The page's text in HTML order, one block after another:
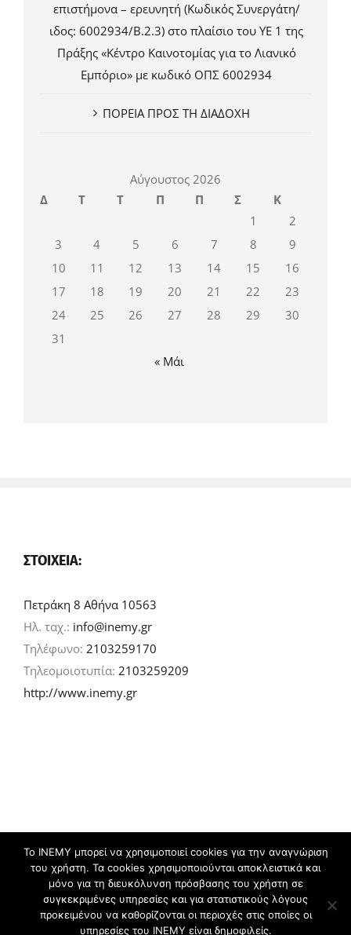
επιστήμονα – ερευνητή (Κωδικός Συνεργάτη/
ιδος: 6002934/Β.2.3) στο πλαίσιο του ΥΕ 1 της
Πράξης «Κέντρο Καινοτομίας για το Λιανικό
Εμπόριο» με κωδικό ΟΠΣ 6002934
ΠΟΡΕΙΑ ΠΡΟΣ ΤΗ ΔΙΑΔΟΧΗ
Αύγουστος 2026
Δ
Τ Τ Π Π Σ
Κ
1
2
3
4 5 6 7 8
9
10
11 12 13 14 15
16
17
18 19 20 21 22
23
24
25 26 27 28 29
30
31
« Μάι
ΣΤΟΙΧΕΊΑ:
Πετράκη 8 Αθήνα 10563
Ηλ. ταχ.: info@inemy.gr
Τηλέφωνο: 2103259170
Τηλεομοιοτυπία: 2103259209
http://www.inemy.gr
©2026 IN.EM.Y | Σχεδιασμός & ανάπτυξη:
FacebookTwitter YouTubeFlickr
Το ΙΝΕΜΥ μπορεί να χρησιμοποιεί cookies για την αναγνώριση
του χρήστη. Τα cookies χρησιμοποιούνται αποκλειστικά και
μόνο για τη διευκόλυνση πρόσβασης του χρήστη σε
συγκεκριμένες υπηρεσίες και για στατιστικούς λόγους
προκειμένου να καθορίζονται οι περιοχές στις οποίες οι
υπηρεσίες του ΙΝΕΜΥ είναι δημοφιλείς.